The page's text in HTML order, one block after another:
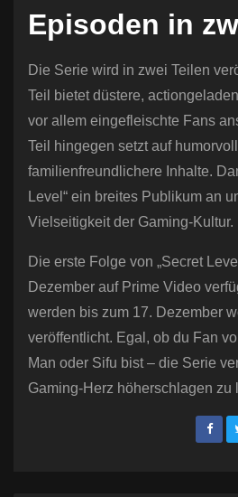
Episoden in
Die Serie wird in zwei Teilen
Teil bietet düstere,
vor allem eingefleischte Fans
Teil hingegen setzt auf
familienfreundlichere Inhalte.
Level“ ein breites Publikum an
Vielseitigkeit der Gaming-Kultur.
Die erste Folge von „Secret
Dezember auf Prime Video
werden bis zum 17. Dezember
veröffentlicht. Egal, ob du Fan
Man oder Sifu bist – die Serie
Gaming-Herz höherschlagen zu